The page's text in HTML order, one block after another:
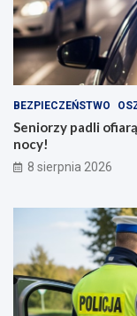
BEZPIECZEŃSTWO
Seniorzy padli
nocy!
8 sierpnia 2026